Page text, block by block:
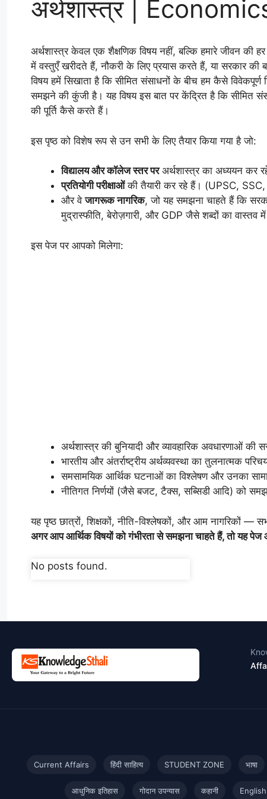
अर्थशास्त्र |
अर्थशास्त्र केवल एक शैक्षणिक विषय नहीं, बल्कि हमारे जीवन की
में वस्तुएँ खरीदते हैं, नौकरी के लिए प्रयास करते हैं, या सरकार
विषय हमें सिखाता है कि सीमित संसाधनों के बीच हम कैसे
समझने की कुंजी है। यह विषय इस बात पर केंद्रित है कि सीमित
की पूर्ति कैसे करते हैं।
इस पृष्ठ को विशेष रूप से उन सभी के लिए तैयार किया गया है जो:
विद्यालय और कॉलेज स्तर परअर्थशास्त्र का अध्ययन कर
प्रतियोगी परीक्षाओंकी तैयारी कर रहे हैं। (UPSC,
और वेजागरूक नागरिक, जो यह समझना चाहते हैं कि
मुद्रास्फीति, बेरोज़गारी, और GDP जैसे शब्दों का वास्तव
इस पेज पर आपको मिलेगा:
अर्थशास्त्र की बुनियादी और व्यावहारिक अवधारणाओं की
भारतीय और अंतर्राष्ट्रीय अर्थव्यवस्था का तुलनात्मक
समसामयिक आर्थिक घटनाओं का विश्लेषण और उनका
नीतिगत निर्णयों (जैसे बजट, टैक्स, सब्सिडी आदि) को
यह पृष्ठ छात्रों, शिक्षकों, नीति-विश्लेषकों, और आम नागरिकों —
अगर आप आर्थिक विषयों को गंभीरता से समझना चाहते हैं, तो यह
No posts found.
Current Affairs हिंदी साहित्य STUDENT ZONE भाषा
आधुनिक इतिहास गोदान उपन्यास कहानी